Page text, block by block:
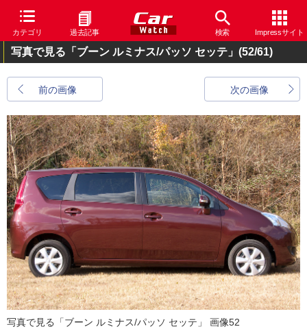
カテゴリ 過去記事 検索 Impressサイト
写真で見る「ブーン ルミナス/パッソ セッテ」 (52/61)
前の画像 次の画像
写真で見る「ブーン ルミナス/パッソ セッテ」 画像52